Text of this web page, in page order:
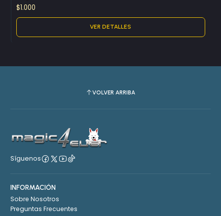
$1.000
VER DETALLES
VOLVER ARRIBA
Síguenos
INFORMACIÓN
Sobre Nosotros
Preguntas Frecuentes